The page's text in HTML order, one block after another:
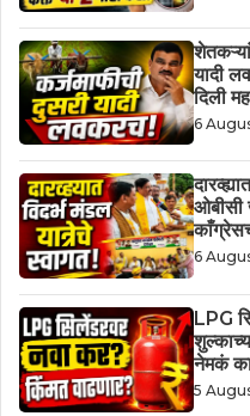
यादी
दिली
6
ओबीसी
6
LPG
नेमकं
5